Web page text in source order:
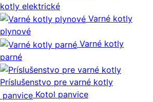
kotly elektrické
Varné kotly
plynové
Varné kotly
parné
Príslušenstvo pre varné kotly
Kotol panvice